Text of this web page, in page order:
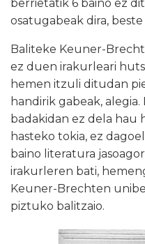
berrietatik 6 baino ez
osatugabeak dira,
Baliteke Keuner-
ez duen irakurleari
hemen itzuli ditudan
handirik gabeak, alegia.
badakidan ez dela hau
hasteko tokia, ez
baino literatura
irakurleren bati,
Keuner-Brechten
piztuko balitzaio.